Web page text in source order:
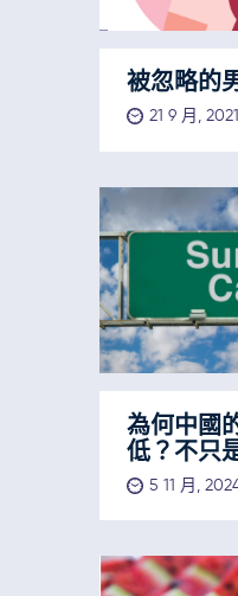
被忽略的
21 9 月, 2021
為何中國
低？不只
5 11 月,